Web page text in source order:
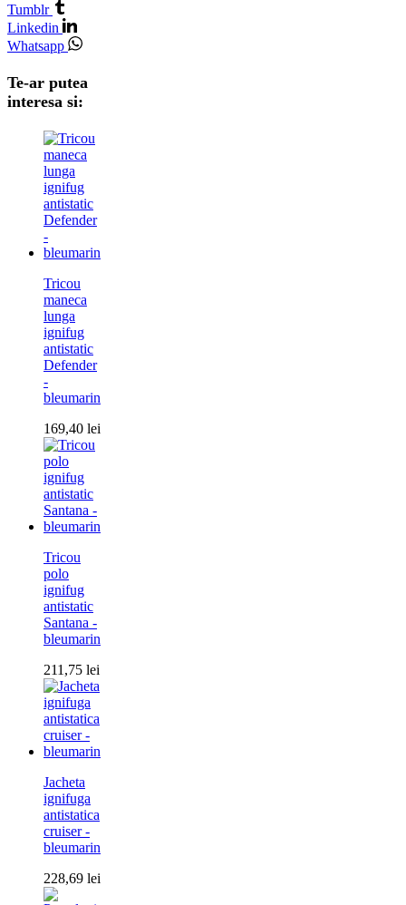
Tumblr
Linkedin
Whatsapp
Te-ar putea
interesa si:
Tricou
maneca
lunga
ignifug
antistatic
Defender
-
bleumarin
169,40 lei
Tricou
polo
ignifug
antistatic
Santana -
bleumarin
211,75 lei
Jacheta
ignifuga
antistatica
cruiser -
bleumarin
228,69 lei